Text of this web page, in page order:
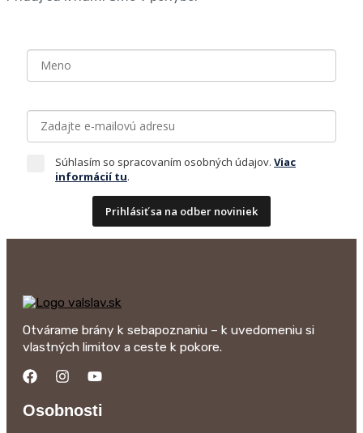
Súhlasím so spracovaním osobných údajov. Viac
informácií tu.
Prihlásiť sa na odber noviniek
Otvárame brány k sebapoznaniu – k uvedomeniu si
vlastných limitov a ceste k pokore.
Osobnosti